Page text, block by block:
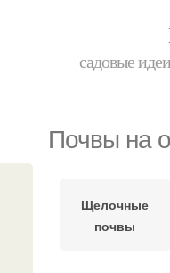
садовые
Почвы на
Щелочные
почвы